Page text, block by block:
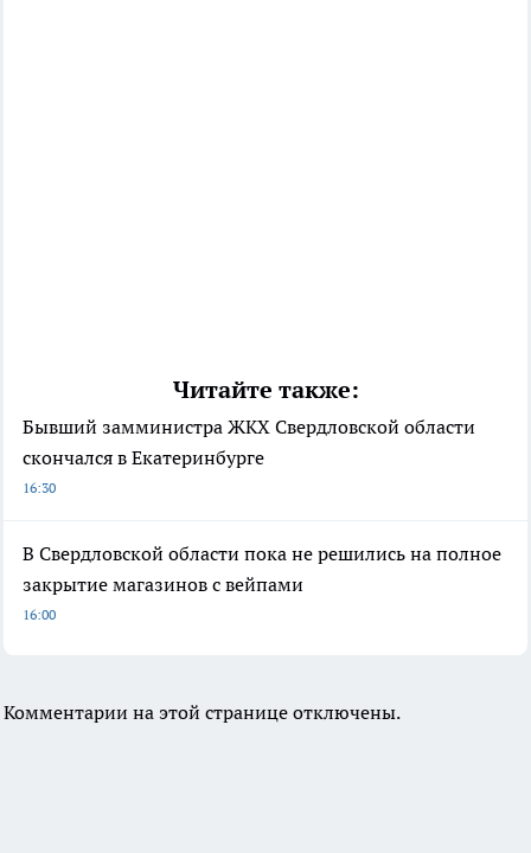
Читайте также:
Бывший замминистра ЖКХ Свердловской области
скончался в Екатеринбурге
16:30
В Свердловской области пока не решились на полное
закрытие магазинов с вейпами
16:00
Комментарии на этой странице отключены.